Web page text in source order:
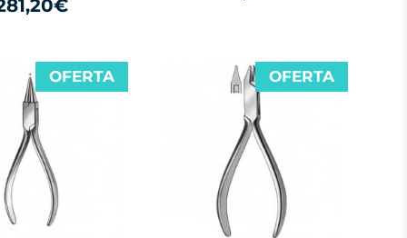
OFERTA OFERTA